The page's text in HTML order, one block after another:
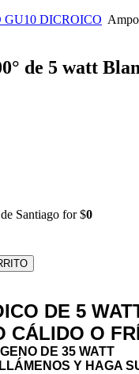
DICROICO
de 5 watt
Santiago for $0
DE 5
CÁLIDO O
DE 35 WATT
Y HAGA